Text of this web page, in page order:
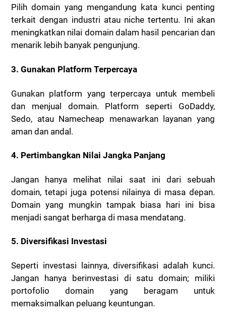
Pilih domain yang mengandung kata kunci penting
terkait dengan industri atau niche tertentu. Ini akan
meningkatkan nilai domain dalam hasil pencarian dan
menarik lebih banyak pengunjung.
3. Gunakan Platform Terpercaya
Gunakan platform yang terpercaya untuk membeli
dan menjual domain. Platform seperti GoDaddy,
Sedo, atau Namecheap menawarkan layanan yang
aman dan andal.
4. Pertimbangkan Nilai Jangka Panjang
Jangan hanya melihat nilai saat ini dari sebuah
domain, tetapi juga potensi nilainya di masa depan.
Domain yang mungkin tampak biasa hari ini bisa
menjadi sangat berharga di masa mendatang.
5. Diversifikasi Investasi
Seperti investasi lainnya, diversifikasi adalah kunci.
Jangan hanya berinvestasi di satu domain; miliki
portofolio domain yang beragam untuk
memaksimalkan peluang keuntungan.